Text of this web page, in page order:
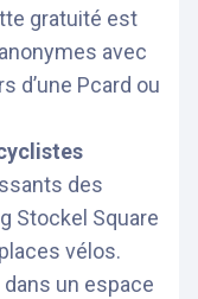
gratuité est
avec
d’une Pcard ou
des
Stockel Square
vélos.
un espace